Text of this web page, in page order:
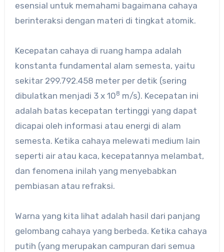
esensial untuk memahami bagaimana cahaya
berinteraksi dengan materi di tingkat atomik.
Kecepatan cahaya di ruang hampa adalah
konstanta fundamental alam semesta, yaitu
sekitar 299.792.458 meter per detik (sering
dibulatkan menjadi 3 x 108 m/s). Kecepatan ini
adalah batas kecepatan tertinggi yang dapat
dicapai oleh informasi atau energi di alam
semesta. Ketika cahaya melewati medium lain
seperti air atau kaca, kecepatannya melambat,
dan fenomena inilah yang menyebabkan
pembiasan atau refraksi.
Warna yang kita lihat adalah hasil dari panjang
gelombang cahaya yang berbeda. Ketika cahaya
putih (yang merupakan campuran dari semua